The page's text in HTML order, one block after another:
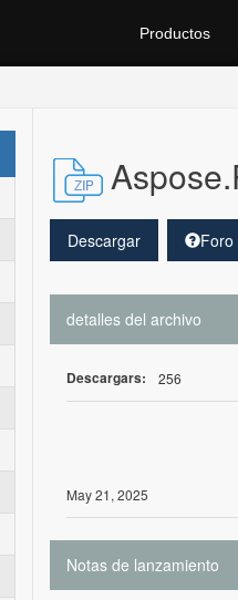
Productos
Descargar Foro
detalles del archivo
Descargars: 256
May 21, 2025
Notas de lanzamiento